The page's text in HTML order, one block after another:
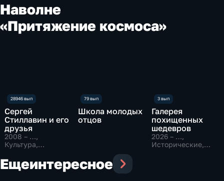
Наволне
«Притяжение космоса»
Сергей
Стиллавин и его
друзья
2008 – …,
Культура,
Школа молодых
отцов
Галерея
похищенных
шедевров
2026 – …,
Исторические,
Ещеинтересное